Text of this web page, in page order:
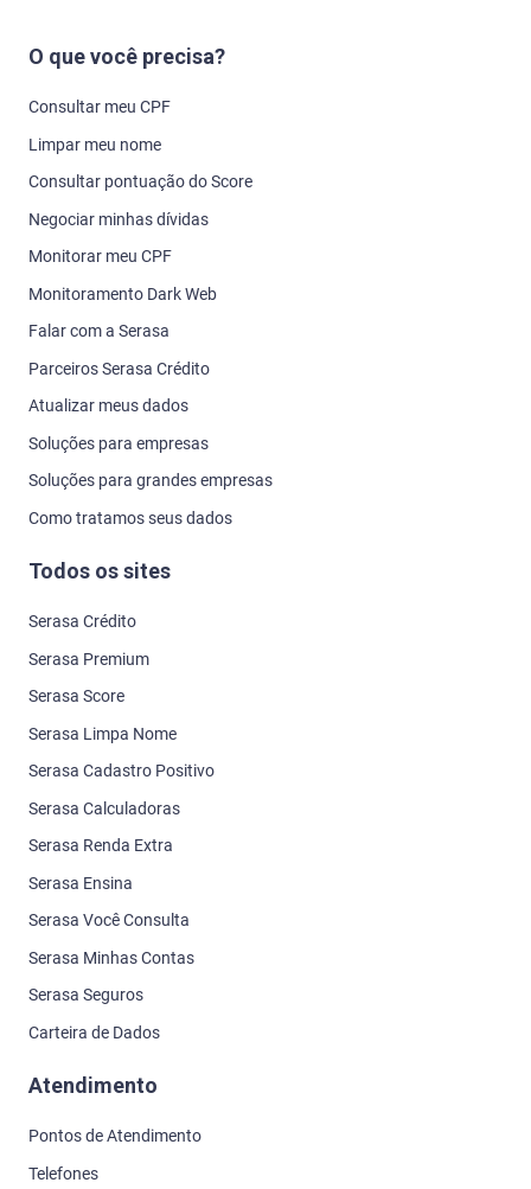
O que você precisa?
Consultar meu CPF
Limpar meu nome
Consultar pontuação do Score
Negociar minhas dívidas
Monitorar meu CPF
Monitoramento Dark Web
Falar com a Serasa
Parceiros Serasa Crédito
Atualizar meus dados
Soluções para empresas
Soluções para grandes empresas
Como tratamos seus dados
Todos os sites
Serasa Crédito
Serasa Premium
Serasa Score
Serasa Limpa Nome
Serasa Cadastro Positivo
Serasa Calculadoras
Serasa Renda Extra
Serasa Ensina
Serasa Você Consulta
Serasa Minhas Contas
Serasa Seguros
Carteira de Dados
Atendimento
Pontos de Atendimento
Telefones